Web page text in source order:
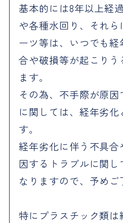
基本的には8年以上経
や各種水回り、それ
ーツ等は、いつでも
合や破損等が起こり
ます。
その為、不手際が原
に関しては、経年劣化
す。
経年劣化に伴う不具
因するトラブルに関し
なりますので、予めご
特にプラスチック類